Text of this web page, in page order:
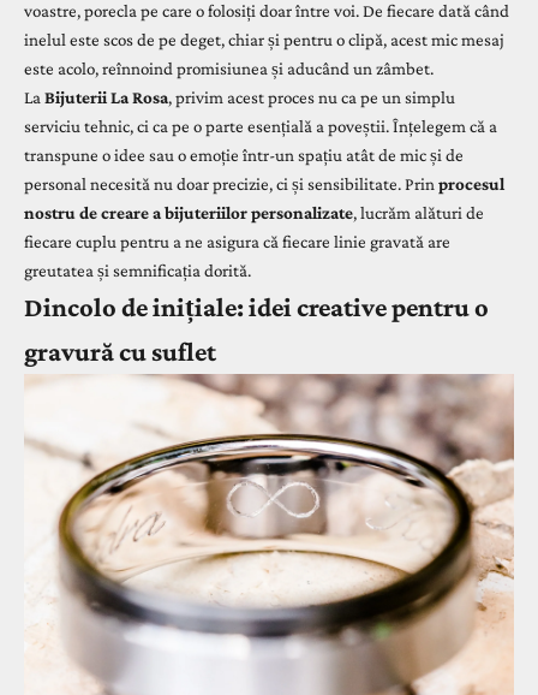
voastre, porecla pe care o folosiți doar între voi. De fiecare dată când
inelul este scos de pe deget, chiar și pentru o clipă, acest mic mesaj
este acolo, reînnoind promisiunea și aducând un zâmbet.
La Bijuterii La Rosa, privim acest proces nu ca pe un simplu
serviciu tehnic, ci ca pe o parte esențială a poveștii. Înțelegem că a
transpune o idee sau o emoție într-un spațiu atât de mic și de
personal necesită nu doar precizie, ci și sensibilitate. Prin procesul
nostru de creare a bijuteriilor personalizate, lucrăm alături de
fiecare cuplu pentru a ne asigura că fiecare linie gravată are
greutatea și semnificația dorită.
Dincolo de inițiale: idei creative pentru o
gravură cu suflet